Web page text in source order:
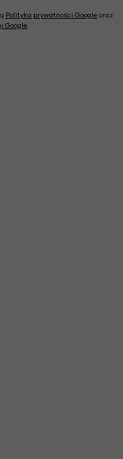
Polityka prywatności Google oraz
Google.